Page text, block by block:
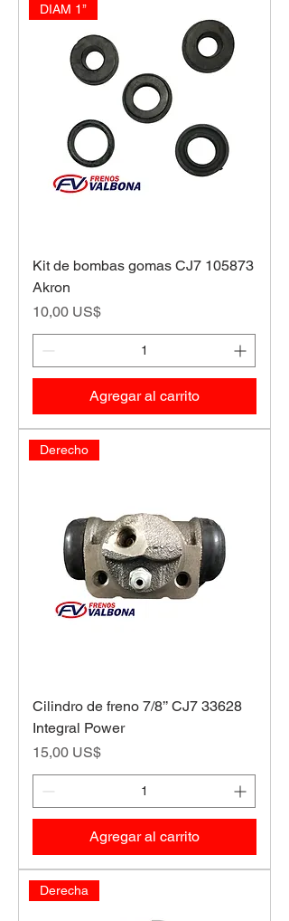
DIAM 1’’
Kit de bombas gomas CJ7 105873
Akron
Precio
10,00 US$
Agregar al carrito
Derecho
Cilindro de freno 7/8’’ CJ7 33628
Integral Power
Precio
15,00 US$
Agregar al carrito
Derecha